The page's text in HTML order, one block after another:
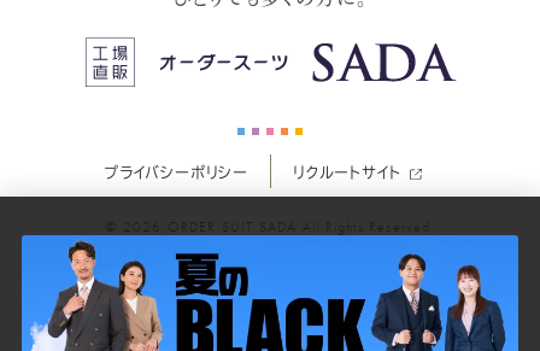
ス
ツ
SADA
の
ス
ー
ツ
SADA
の
ス
ー
ツ
SADA
の
ス
ツ
SADA
の
ス
ツ
SADA
の
プライバシーポリシー リクルートサイト
© 2026 ORDER SUIT SADA All Rights Reserved.